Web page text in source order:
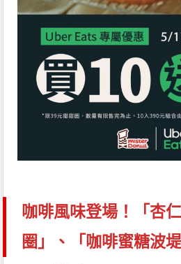
咖啡風味登場！「杏
圈」、「咖啡蜜糖波